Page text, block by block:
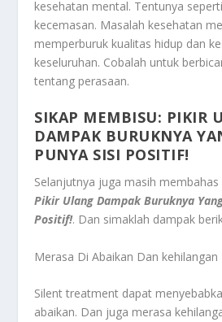
kesehatan mental. Tentunya
kecemasan. Masalah kesehatan
memperburuk kualitas hidup dan
keseluruhan. Cobalah untuk
tentang perasaan.
SIKAP MEMBISU: PIKIR
DAMPAK BURUKNYA
PUNYA SISI POSITIF!
Selanjutnya juga masih membahas
Pikir Ulang Dampak Buruknya
Positif!. Dan simaklah dampak
Merasa Di Abaikan Dan kehilangan
Silent treatment dapat
abaikan. Dan juga merasa